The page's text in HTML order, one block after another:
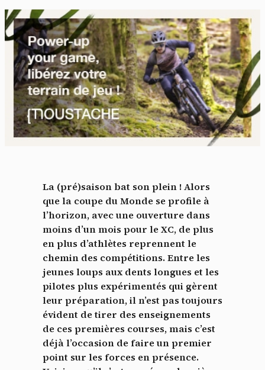
La (pré)saison bat son plein ! Alors
que la coupe du Monde se profile à
l’horizon, avec une ouverture dans
moins d’un mois pour le XC, de plus
en plus d’athlètes reprennent le
chemin des compétitions. Entre les
jeunes loups aux dents longues et les
pilotes plus expérimentés qui gèrent
leur préparation, il n’est pas toujours
évident de tirer des enseignements
de ces premières courses, mais c’est
déjà l’occasion de faire un premier
point sur les forces en présence.